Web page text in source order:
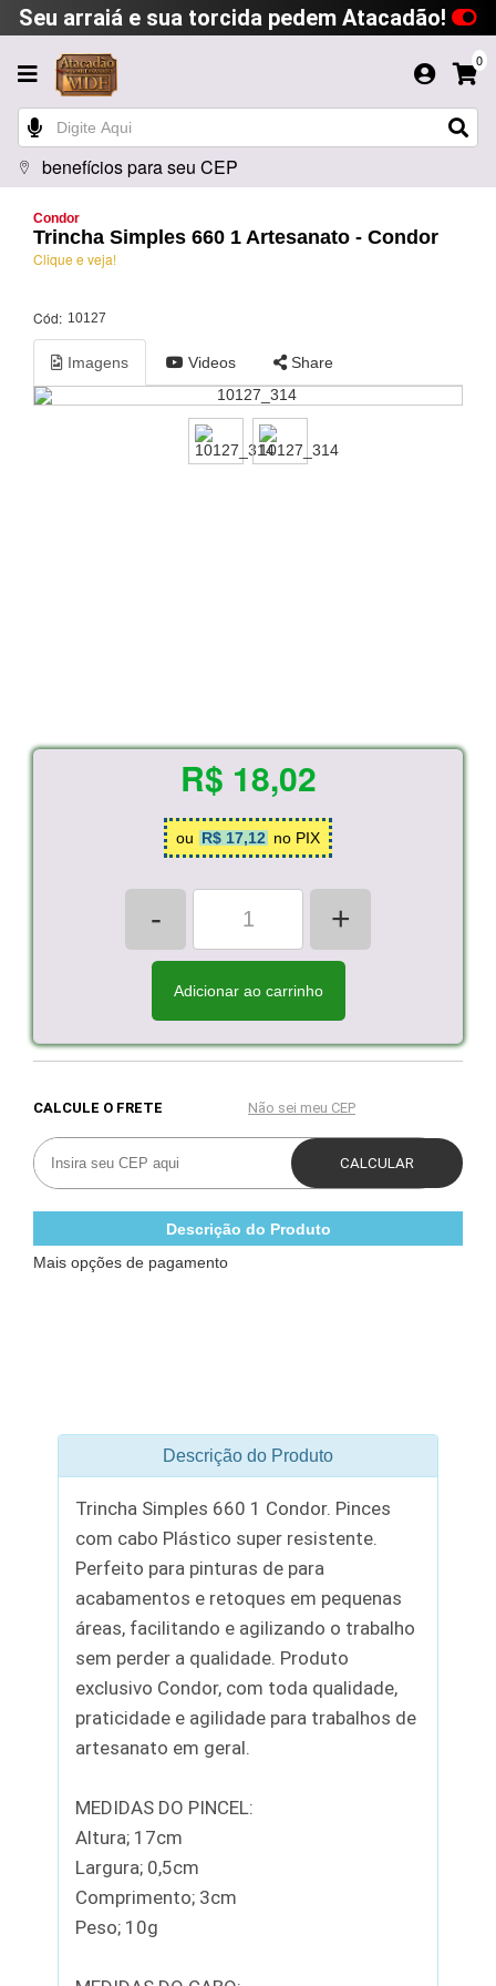
Seu arraiá e sua torcida pedem Atacadão!
0
benefícios para seu CEP
Condor
Trincha Simples 660 1 Artesanato - Condor
Clique e veja!
Cód: 10127
Imagens Videos Share
R$ 18,02
ou R$ 17,12 no PIX
- +
Adicionar ao carrinho
Descrição do Produto
Mais opções de pagamento
Descrição do Produto
Trincha Simples 660 1 Condor. Pinces
com cabo Plástico super resistente.
Perfeito para pinturas de para
acabamentos e retoques em pequenas
áreas, facilitando e agilizando o trabalho
sem perder a qualidade. Produto
exclusivo Condor, com toda qualidade,
praticidade e agilidade para trabalhos de
artesanato em geral.
MEDIDAS DO PINCEL:
Altura; 17cm
Largura; 0,5cm
Comprimento; 3cm
Peso; 10g